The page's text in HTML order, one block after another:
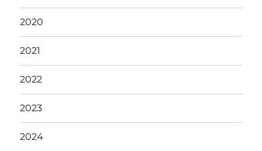
2020
2021
2022
2023
2024